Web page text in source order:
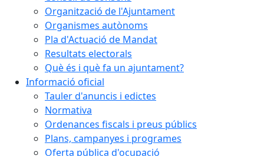
Organització de l'Ajuntament
Organismes autònoms
Pla d'Actuació de Mandat
Resultats electorals
Què és i què fa un ajuntament?
Informació oficial
Tauler d'anuncis i edictes
Normativa
Ordenances fiscals i preus públics
Plans, campanyes i programes
Oferta pública d'ocupació